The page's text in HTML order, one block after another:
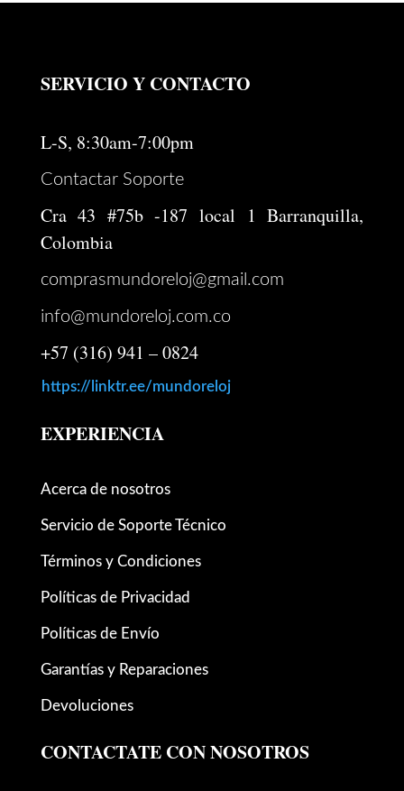
SERVICIO Y CONTACTO
L-S, 8:30am-7:00pm
Contactar Soporte
Cra 43 #75b -187 local 1 Barranquilla,
Colombia
comprasmundoreloj@gmail.com
info@mundoreloj.com.co
+57 (316) 941 – 0824
https://linktr.ee/mundoreloj
EXPERIENCIA
Acerca de nosotros
Servicio de Soporte Técnico
Términos y Condiciones
Políticas de Privacidad
Políticas de Envío
Garantías y Reparaciones
Devoluciones
CONTACTATE CON NOSOTROS